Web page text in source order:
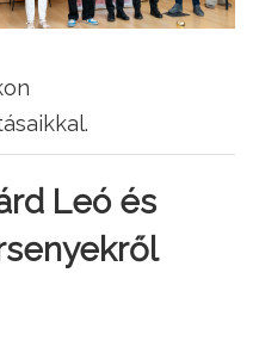
Leó és